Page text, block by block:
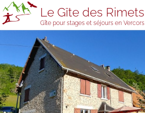
Le Gîte des Rimets
Gîte pour stages et séjours en Vercors
The gîte des
Rimets
General
information
The bedrooms
and the
dormitory